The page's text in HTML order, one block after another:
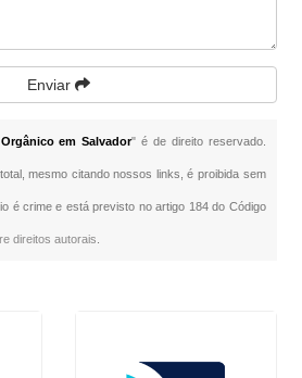
Enviar
em Salvador" é de direito reservado.
mesmo citando nossos links, é proibida sem
é crime e está previsto no artigo 184 do Código
direitos autorais